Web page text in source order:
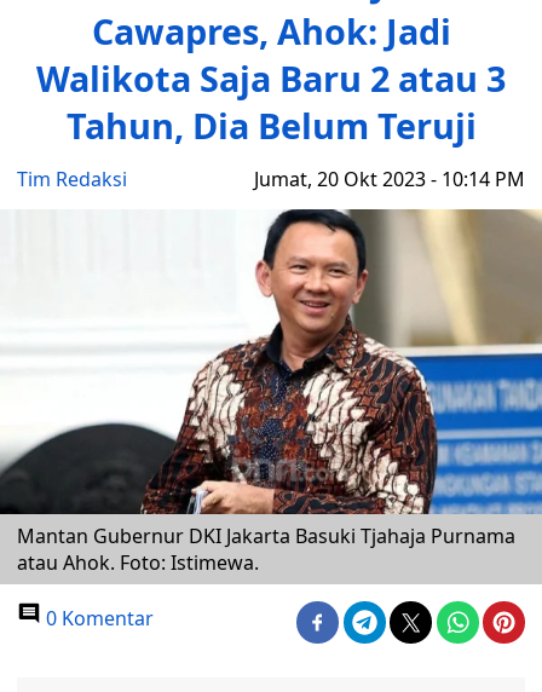
Cawapres, Ahok: Jadi
Walikota Saja Baru 2 atau 3
Tahun, Dia Belum Teruji
Tim Redaksi Jumat, 20 Okt 2023 - 10:14 PM
Mantan Gubernur DKI Jakarta Basuki Tjahaja Purnama
atau Ahok. Foto: Istimewa.
0 Komentar